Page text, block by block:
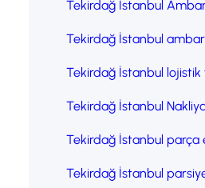
Tekirdağ İstanbul
Tekirdağ İstanbul ambar
Tekirdağ İstanbul lojistik
Tekirdağ İstanbul
Tekirdağ İstanbul parça
Tekirdağ İstanbul